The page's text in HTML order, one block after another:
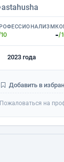
astahusha
-/
2023 года
Добавить в
Пожаловаться на